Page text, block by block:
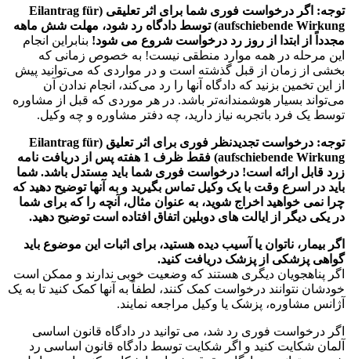
توجه: اگر درخواست فوری شما برای اثر تعلیقی (Eilantrag für
aufschiebende Wirkung) توسط دادگاه رد شود، مهلت شش ماهه
مجدداً از ابتدا از روز رد درخواست شروع می شود! بنابراین انجام
این مرحله در همه موارد منطقی نیست! به خصوص زمانی که
بخشی از زمان از قبل گذشته است و در مواردی که می‌توانید پیش
از این تخمین بزنید که دادگاه آنها را رد می‌کند، انجام ندادن آن
می‌تواند بسیار هوشمندانه‌تر باشد. در هر موردی که قبل از مشاوره
توسط یک فرد باتجربه نیاز دارید، چه دفتر مشاوره و چه وکیل.
توجه: درخواست تجدیدنظر فوری برای اثر تعلیق (Eilantrag für
aufschiebende Wirkung) فقط ظرف 1 هفته پس از دریافت نامه
زرد قابل ارائه است! درخواست فوری شما باید مستدل باشد. شما
باید در اسرع وقت با یک وکیل تماس بگیرید و به آنها توضیح دهید که
چرا نمی خواهید اخراج شوید، به عنوان مثال، آنچه را که برای شما
در یکی دیگر از ایالت های دوبلین اتفاق افتاده است توضیح دهید.
اگر بیمار، ناتوان یا آسیب دیده هستید، برای اثبات این موضوع باید
گواهی پزشکی از پزشک دریافت کنید.
اگر پناهجویان دیگری هستند که وضعیت خوبی ندارند و ممکن است
خودشان نتوانند درخواست کمک کنند، لطفاً به آنها کمک کنید تا به یک
آژانس مشاوره، پزشک یا وکیل مراجعه نمایند.
اگر درخواست فوری رد شد، می توانید در دادگاه قانون اساسی
آلمان شکایت کنید و اگر شکایت توسط دادگاه قانون اساسی رد